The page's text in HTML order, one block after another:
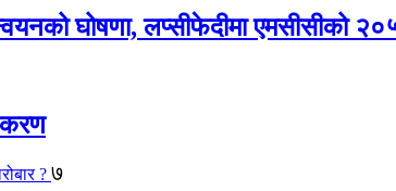
घोषणा, लप्सीफेदीमा एमसीसीको
७